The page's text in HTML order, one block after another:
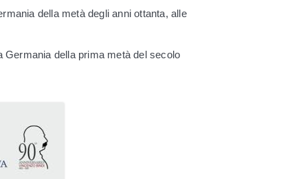
della metà degli anni ottanta, alle
Germania della prima metà del secolo